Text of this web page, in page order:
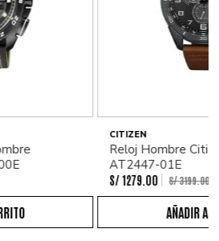
CITIZEN
Reloj Hombre
AT2447-01E
S/ 1279 00 S/3199.00